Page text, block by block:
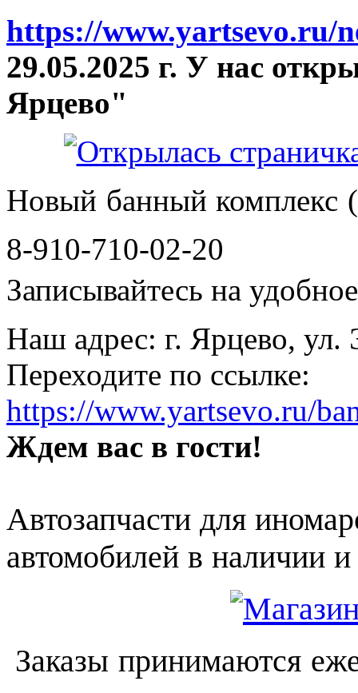
https://www.yartsevo.ru/
29.05.2025 г. У нас
Ярцево"
Новый банный комплекс
8-910-710-02-20
Записывайтесь на
Наш адрес: г. Ярцево, ул.
Переходите по ссылке:
https://www.yartsevo.ru/
Ждем вас в гости!
Автозапчасти для
автомобилей в наличии и
Заказы принимаются